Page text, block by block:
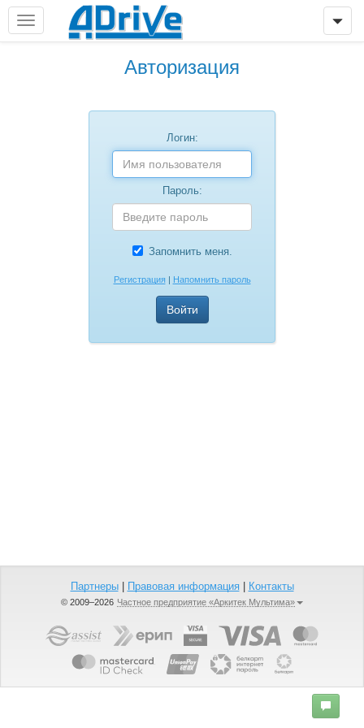
Авторизация
Логин:
Пароль:
Запомнить меня.
Регистрация| Напомнить пароль
Партнеры| Правовая информация| Контакты
© 2009–2026 Частное предприятие «Аркитек Мультима»